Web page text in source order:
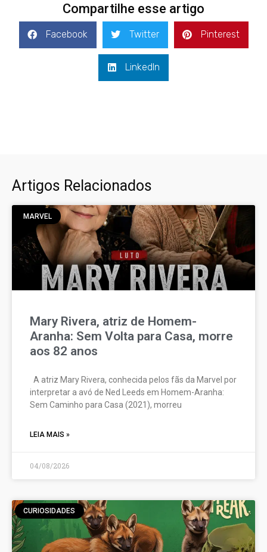
Compartilhe esse artigo
Facebook Twitter Pinterest
LinkedIn
Artigos Relacionados
MARVEL
Mary Rivera, atriz de Homem-
Aranha: Sem Volta para Casa, morre
aos 82 anos
A atriz Mary Rivera, conhecida pelos fãs da Marvel por
interpretar a avó de Ned Leeds em Homem-Aranha:
Sem Caminho para Casa (2021), morreu
LEIA MAIS »
04/08/2026
CURIOSIDADES